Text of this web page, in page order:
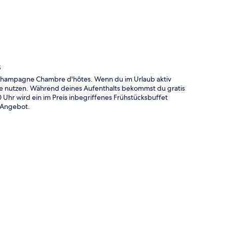
Chambre d'hôtes. Wenn du im Urlaub aktiv
Während deines Aufenthalts bekommst du gratis
Uhr wird ein im Preis inbegriffenes Frühstücksbuffet